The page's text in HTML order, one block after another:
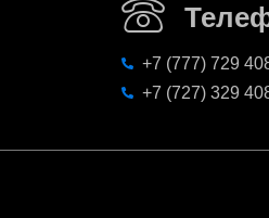
+7 (777) 729
+7 (727) 329